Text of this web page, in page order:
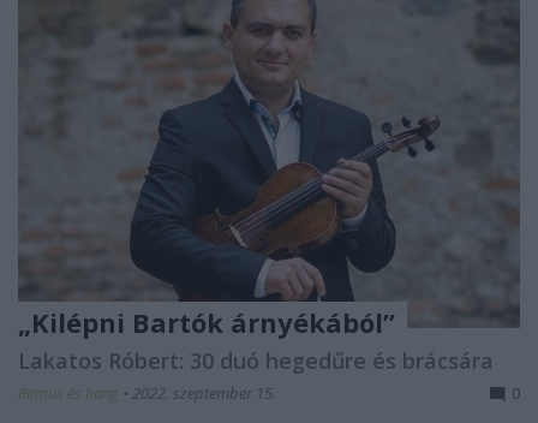
„Kilépni Bartók árnyékából”
Lakatos Róbert: 30 duó hegedűre és brácsára
Ritmus és hang • 2022. szeptember 15. 0